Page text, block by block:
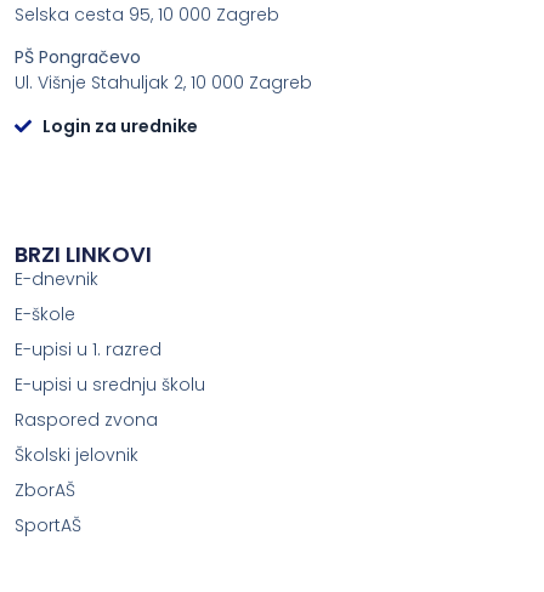
Selska cesta 95, 10 000 Zagreb
PŠ Pongračevo
Ul. Višnje Stahuljak 2, 10 000 Zagreb
Login za urednike
BRZI LINKOVI
E-dnevnik
E-škole
E-upisi u 1. razred
E-upisi u srednju školu
Raspored zvona
Školski jelovnik
ZborAŠ
SportAŠ